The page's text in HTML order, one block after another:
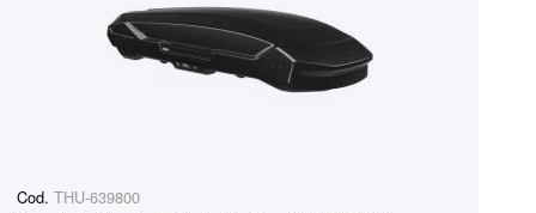
Cod. THU-639800